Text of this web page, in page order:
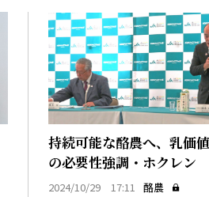
持続可能な酪農へ、乳価
の必要性強調・ホクレン
2024/10/29 17:11
酪農